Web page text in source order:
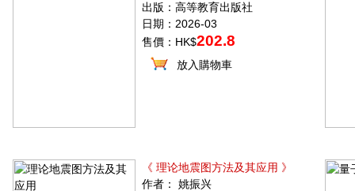
出版：高等教育出版社
日期：2026-03
售價：HK$202.8
放入購物車
《 理论地震图方法及其应用 》
作者： 姚振兴